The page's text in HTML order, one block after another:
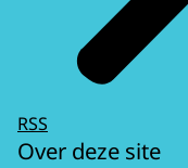
RSS
Over deze site